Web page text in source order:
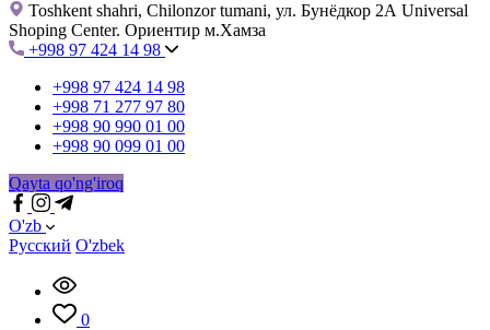
Toshkent shahri, Chilonzor tumani, ул. Бунёдкор 2А Universal
Shoping Center. Ориентир м.Хамза
+998 97 424 14 98
+998 97 424 14 98
+998 71 277 97 80
+998 90 990 01 00
+998 90 099 01 00
Qayta qo'ng'iroq
O'zb
Русский O'zbek
0